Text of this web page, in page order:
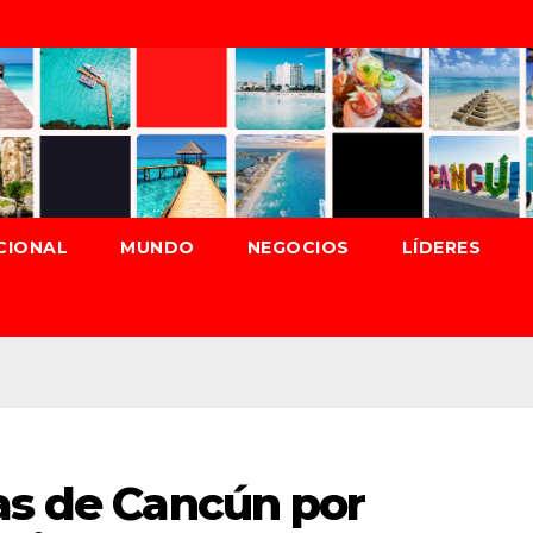
MUNDO NEGOCIOS LÍDERES
de Cancún por